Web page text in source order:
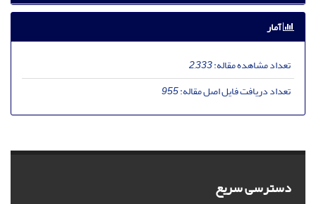
آمار
تعداد مشاهده مقاله:2,333
تعداد دریافت فایل اصل مقاله:955
دسترسی سریع